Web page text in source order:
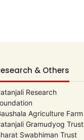
& Others
Research
Agriculture Farm
Gramudyog Trust
Swabhiman Trust